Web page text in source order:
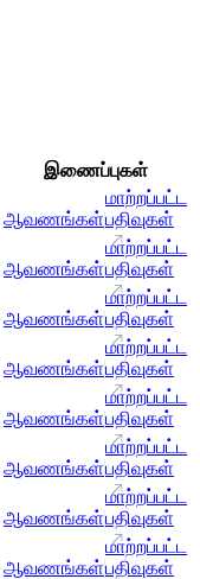
இணைப்புகள்
ஆவணங்கள்
மாற்றப்பட்ட
பதிவுகள்
ஆவணங்கள்
மாற்றப்பட்ட
பதிவுகள்
ஆவணங்கள்
மாற்றப்பட்ட
பதிவுகள்
ஆவணங்கள்
மாற்றப்பட்ட
பதிவுகள்
ஆவணங்கள்
மாற்றப்பட்ட
பதிவுகள்
ஆவணங்கள்
மாற்றப்பட்ட
பதிவுகள்
ஆவணங்கள்
மாற்றப்பட்ட
பதிவுகள்
ஆவணங்கள்
மாற்றப்பட்ட
பதிவுகள்